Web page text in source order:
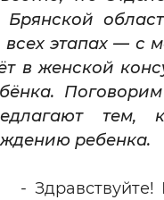
Брянской
всех этапах — с
в женской
тем,
ребенка.
-